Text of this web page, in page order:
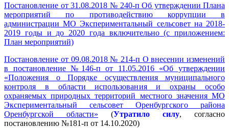
Постановление от 31.08.2018 № 240-п Об утверждении Плана
мероприятий по противодействию коррупции в
администрации МО Экспериментальный сельсовет на 2018-
2019 годы и до 2020 года включительно (с приложением:
План мероприятий)
Постановление от 09.08.2018 № 214-п О внесении изменений
в постановление №146-п от 11.05.2016 «Об утверждении
«Положения о Порядке осуществления муниципального
контроля в области использования и охраны особо
охраняемых природных территорий местного значения МО
Экспериментальный сельсовет Оренбургского района
Оренбургской области» (Утратило силу, согласно
постановлению №181-п от 14.10.2020)